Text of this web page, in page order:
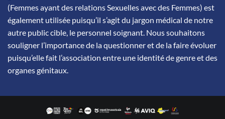
(Femmes ayant des relations Sexuelles avec des Femmes) est
également utilisée puisqu’il s’agit du jargon médical de notre
autre public cible, le personnel soignant. Nous souhaitons
souligner l’importance de la questionner et de la faire évoluer
puisqu’elle fait l’association entre une identité de genre et des
organes génitaux.